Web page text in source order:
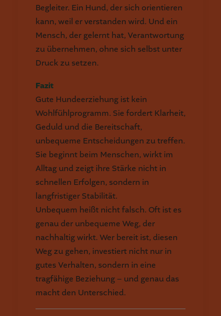
Begleiter. Ein Hund, der sich orientieren
kann, weil er verstanden wird. Und ein
Mensch, der gelernt hat, Verantwortung
zu übernehmen, ohne sich selbst unter
Druck zu setzen.
Fazit
Gute Hundeerziehung ist kein
Wohlfühlprogramm. Sie fordert Klarheit,
Geduld und die Bereitschaft,
unbequeme Entscheidungen zu treffen.
Sie beginnt beim Menschen, wirkt im
Alltag und zeigt ihre Stärke nicht in
schnellen Erfolgen, sondern in
langfristiger Stabilität.
Unbequem heißt nicht falsch. Oft ist es
genau der unbequeme Weg, der
nachhaltig wirkt. Wer bereit ist, diesen
Weg zu gehen, investiert nicht nur in
gutes Verhalten, sondern in eine
tragfähige Beziehung – und genau das
macht den Unterschied.